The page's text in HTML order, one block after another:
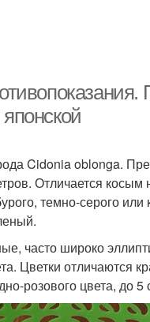
Cidonia oblonga.
Отличается
темно-серого
часто широко
Цветки отличаются
розового цвета, до